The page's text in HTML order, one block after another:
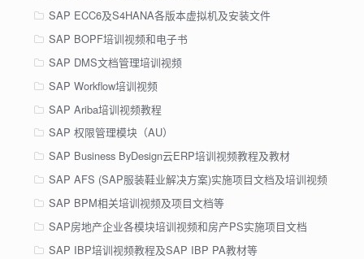
SAP ECC6及S4HANA各版本虚拟机及安装文件
SAP BOPF培训视频和电子书
SAP DMS文档管理培训视频
SAP Workflow培训视频
SAP Ariba培训视频教程
SAP 权限管理模块（AU）
SAP Business ByDesign云ERP培训视频教程及教材
SAP AFS (SAP服装鞋业解决方案)实施项目文档及培训视频
SAP BPM相关培训视频及项目文档等
SAP房地产企业各模块培训视频和房产PS实施项目文档
SAP IBP培训视频教程及SAP IBP PA教材等